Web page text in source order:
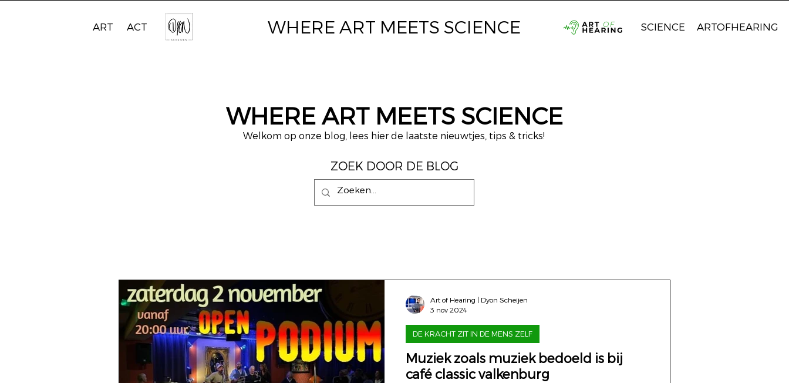
ART ACT WHERE ART MEETS SCIENCE SCIENCE ARTOFHEARING
WHERE ART MEETS SCIENCE
Welkom op onze blog, lees hier de laatste nieuwtjes, tips & tricks!
ZOEK DOOR DE BLOG
Muziek zoals muziek bedoeld is bij
café classic valkenburg
DE KRACHT ZIT IN DE MENS ZELF
Art of Hearing | Dyon Scheijen
3 nov 2024